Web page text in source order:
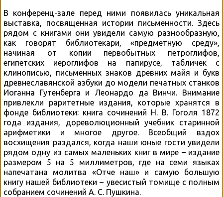
В конференц-зале перед ними появилась уникальная
выставка, посвященная истории письменности. Здесь
рядом с книгами они увидели самую разнообразную,
как говорят библиотекари, «предметную среду»,
начиная от копии первобытных петроглифов,
египетских иероглифов на папирусе, табличек с
клинописью, письменных знаков древних майя и букв
древнеславянской азбуки до модели печатных станков
Иоганна Гутенберга и Леонардо да Винчи. Внимание
привлекли раритетные издания, которые хранятся в
фонде библиотеки: книга сочинений Н. В. Гоголя 1872
года издания, дореволюционный учебник старинной
арифметики и многое другое. Всеобщий вздох
восхищения раздался, когда наши юные гости увидели
рядом одну из самых маленьких книг в мире – издание
размером 5 на 5 миллиметров, где на семи языках
напечатана молитва «Отче наш» и самую большую
книгу нашей библиотеки – увесистый томище с полным
собранием сочинений А. С. Пушкина.